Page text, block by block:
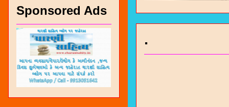
.
Sponsored Ads